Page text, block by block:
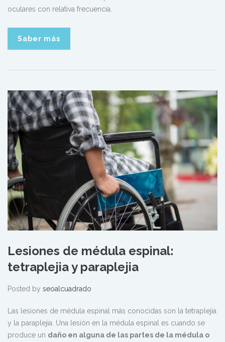
oculares con relativa frecuencia.
Saber más
Lesiones de médula espinal:
tetraplejia y paraplejia
Posted by seoalcuadrado
Las lesiones de médula espinal más conocidas son la tetraplejia
y la paraplejia. Una lesión en la médula espinal es cuando se
produce un daño en alguna de las partes de la médula o